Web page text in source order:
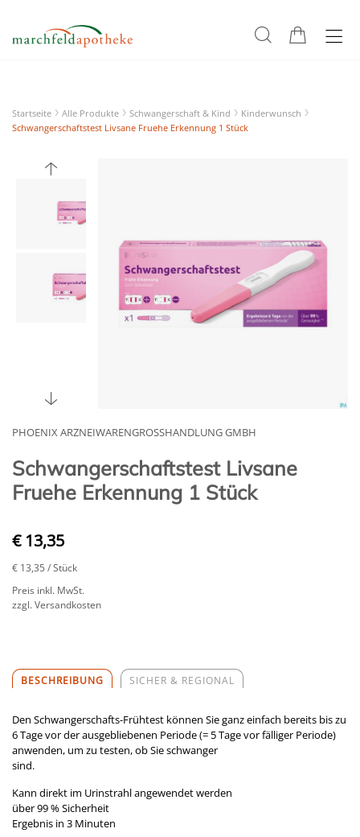
Startseite Alle Produkte Schwangerschaft & Kind
Kinderwunsch
Schwangerschaftstest Livsane Fruehe Erkennung 1 Stück
PHOENIX ARZNEIWARENGROSSHANDLUNG GMBH
Schwangerschaftstest Livsane
Fruehe Erkennung 1 Stück
€ 13,35
€ 13,35 / Stück
Preis inkl. MwSt.
zzgl. Versandkosten
BESCHREIBUNG SICHER & REGIONAL
Den Schwangerschafts-Frühtest können Sie ganz einfach bereits bis zu
6 Tage vor der ausgebliebenen Periode (= 5 Tage vor fälliger Periode)
anwenden, um zu testen, ob Sie schwanger
sind.
Kann direkt im Urinstrahl angewendet werden
über 99 % Sicherheit
Ergebnis in 3 Minuten